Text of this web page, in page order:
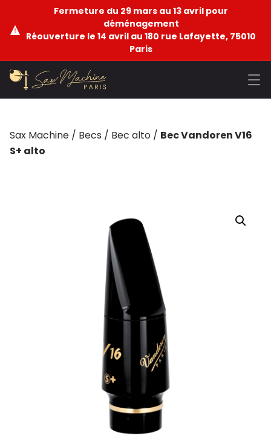
Fermeture du 29 mars au 13 avril pour
déménagement
Réouverture le 14 avril au 180 rue Lafayette, 75010
Paris
Sax Machine / Becs / Bec alto / Bec Vandoren V16
S+ alto